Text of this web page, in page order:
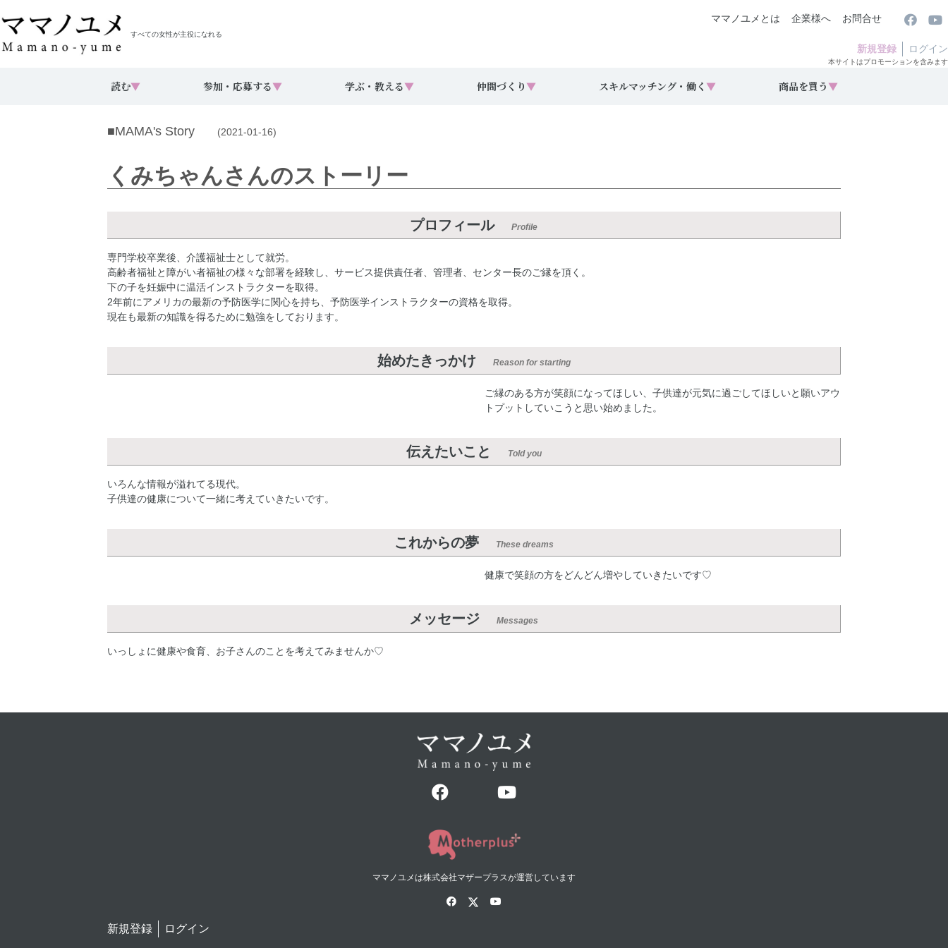
すべての女性が主役になれる
ママノユメとは 企業様へ お問合せ
新規登録 ログイン
本サイトはプロモーションを含みます
読む▼ 参加・応募する▼ 学ぶ・教える▼ 仲間づくり ▼ スキルマッチング・働く ▼ 商品を買う ▼
■MAMA's Story (2021-01-16)
くみちゃんさんのストーリー
プロフィール Profile
専門学校卒業後、介護福祉士として就労。
高齢者福祉と障がい者福祉の様々な部署を経験し、サービス提供責任者、管理者、センター長のご縁を頂く。
下の子を妊娠中に温活インストラクターを取得。
2年前にアメリカの最新の予防医学に関心を持ち、予防医学インストラクターの資格を取得。
現在も最新の知識を得るために勉強をしております。
始めたきっかけ Reason for starting
ご縁のある方が笑顔になってほしい、子供達が元気に過ごしてほしいと願いアウ
トプットしていこうと思い始めました。
伝えたいこと Told you
いろんな情報が溢れてる現代。
子供達の健康について一緒に考えていきたいです。
これからの夢 These dreams
健康で笑顔の方をどんどん増やしていきたいです♡
メッセージ Messages
いっしょに健康や食育、お子さんのことを考えてみませんか♡
ママノユメは株式会社マザープラスが運営しています
新規登録 ログイン